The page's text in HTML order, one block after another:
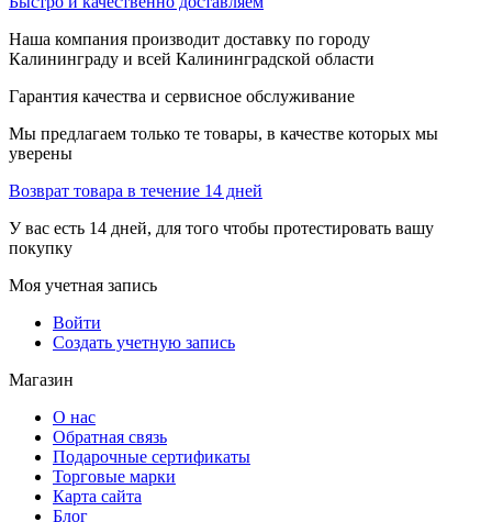
Наша компания производит доставку по городу
Калининграду и всей Калининградской области
Гарантия качества и сервисное обслуживание
Мы предлагаем только те товары, в качестве которых мы
уверены
Возврат товара в течение 14 дней
У вас есть 14 дней, для того чтобы протестировать вашу
покупку
Моя учетная запись
Войти
Создать учетную запись
Магазин
О нас
Обратная связь
Подарочные сертификаты
Торговые марки
Карта сайта
Блог